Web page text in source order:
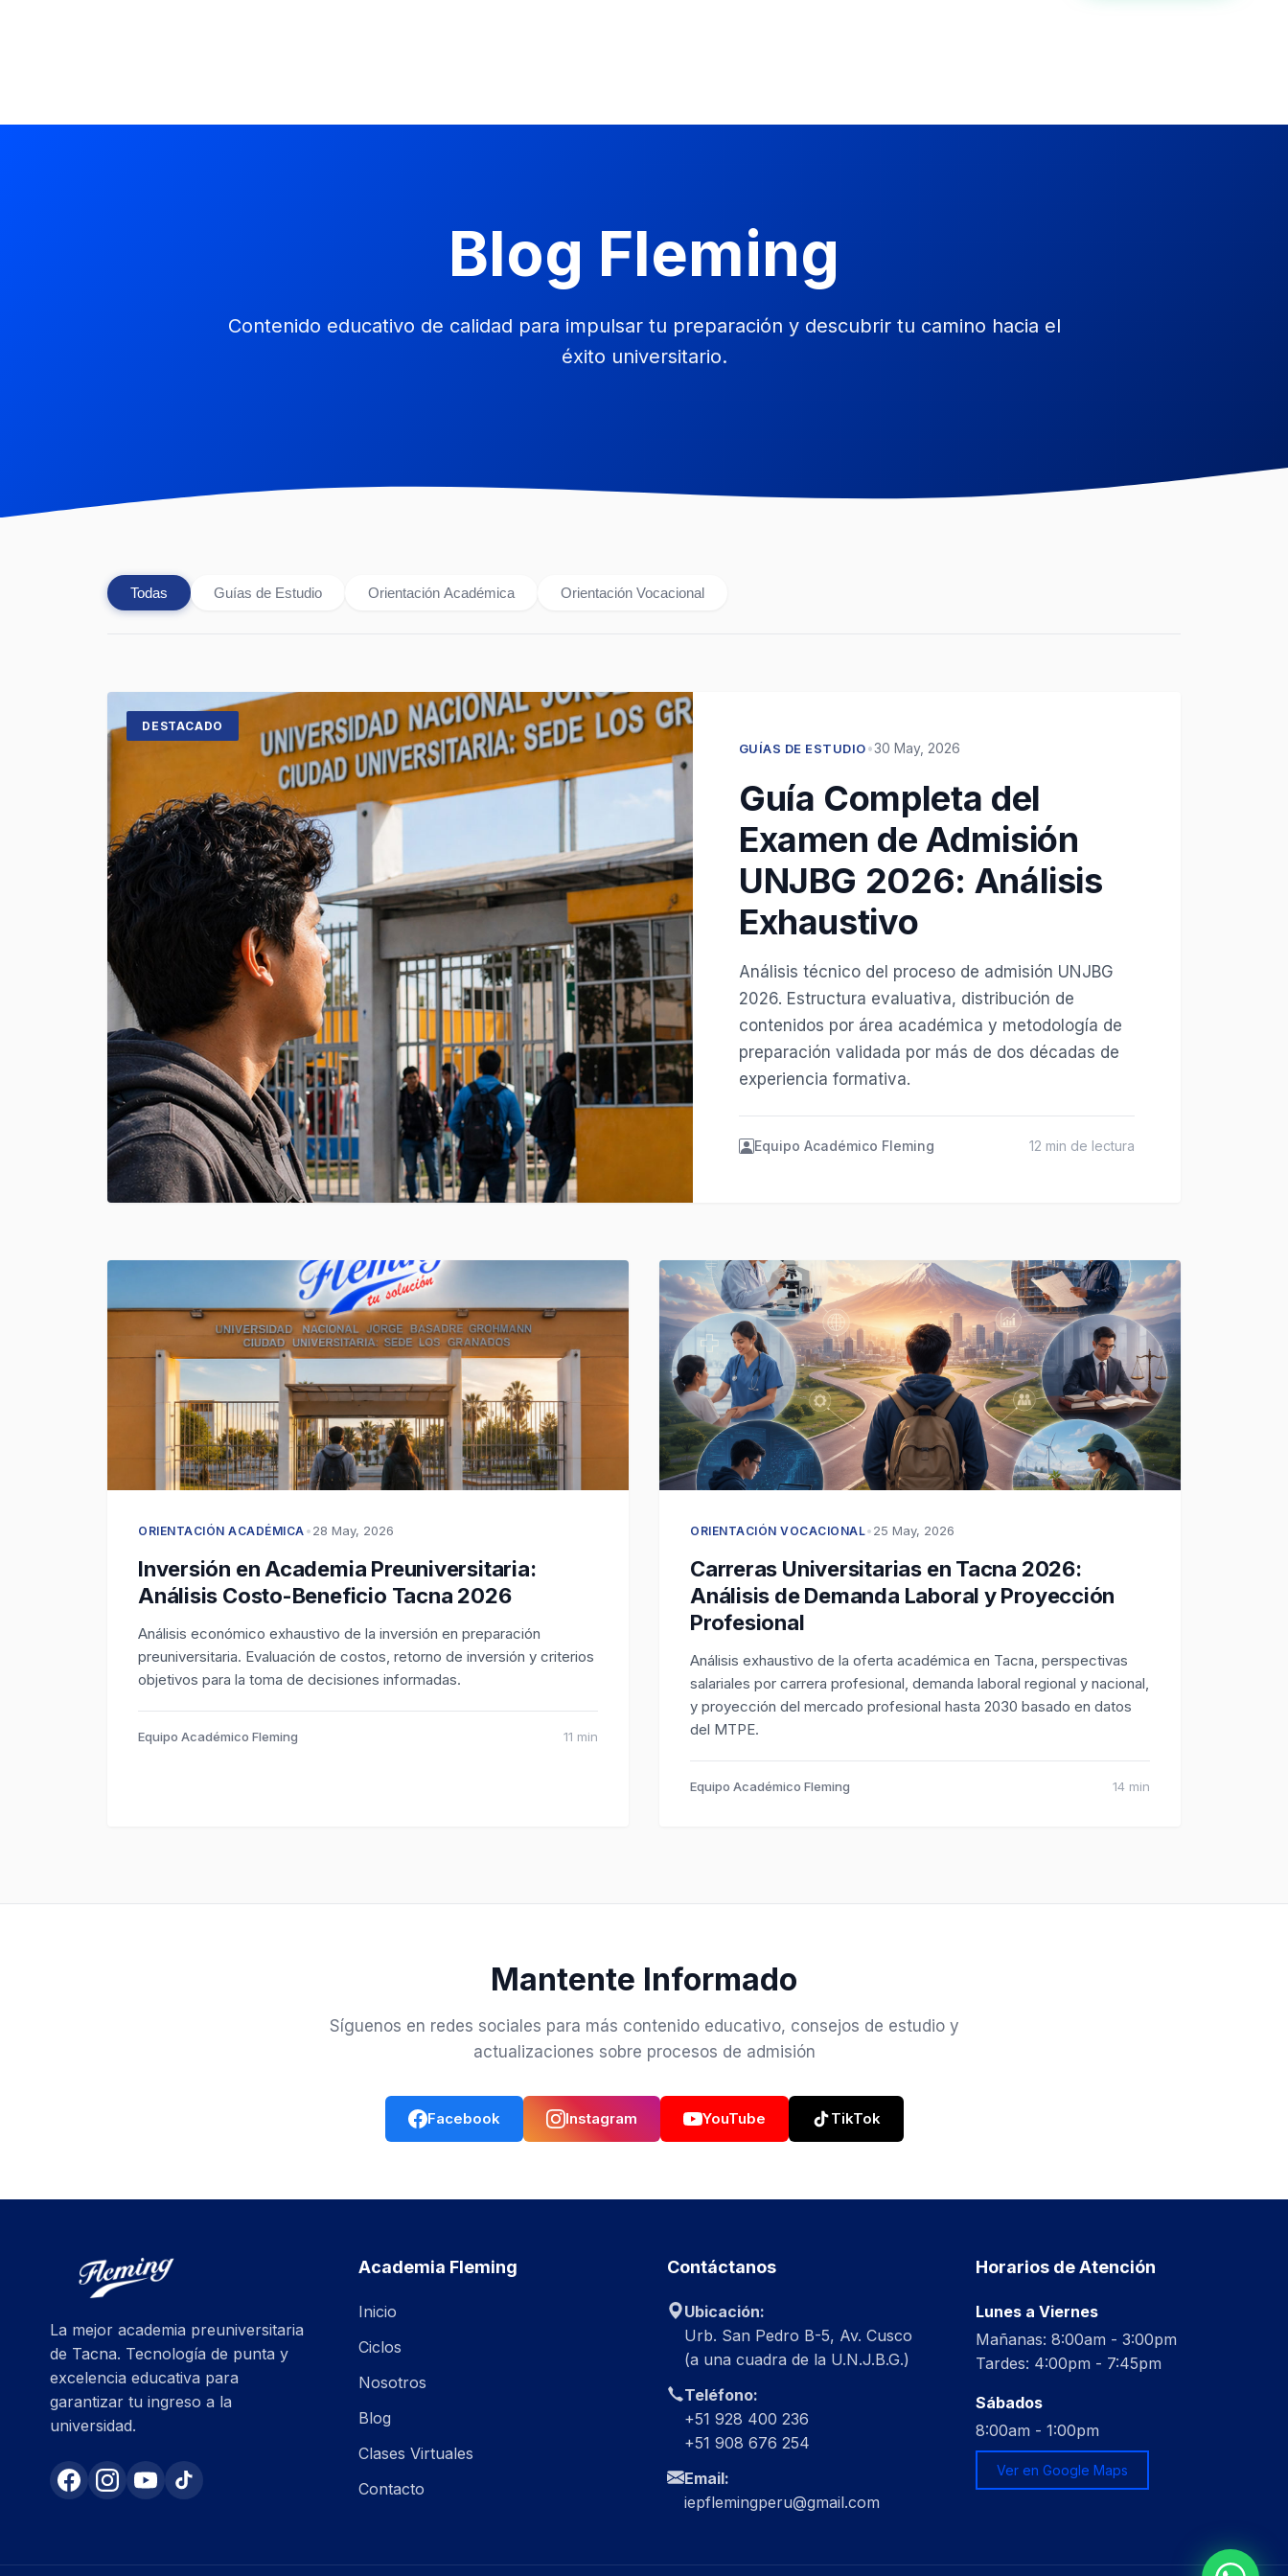
Blog Fleming
Contenido educativo de calidad para impulsar tu preparación y descubrir tu camino hacia el
éxito universitario.
Todas Guías de Estudio Orientación Académica Orientación Vocacional
DESTACADO
GUÍAS DE ESTUDIO•30 May, 2026
Guía Completa del
Examen de Admisión
UNJBG 2026: Análisis
Exhaustivo
Análisis técnico del proceso de admisión UNJBG
2026. Estructura evaluativa, distribución de
contenidos por área académica y metodología de
preparación validada por más de dos décadas de
experiencia formativa.
Equipo Académico Fleming 12 min de lectura
ORIENTACIÓN ACADÉMICA •28 May, 2026
Inversión en Academia Preuniversitaria:
Análisis Costo-Beneficio Tacna 2026
Análisis económico exhaustivo de la inversión en preparación
preuniversitaria. Evaluación de costos, retorno de inversión y criterios
objetivos para la toma de decisiones informadas.
Equipo Académico Fleming 11 min
ORIENTACIÓN VOCACIONAL•25 May, 2026
Carreras Universitarias en Tacna 2026:
Análisis de Demanda Laboral y Proyección
Profesional
Análisis exhaustivo de la oferta académica en Tacna, perspectivas
salariales por carrera profesional, demanda laboral regional y nacional,
y proyección del mercado profesional hasta 2030 basado en datos
del MTPE.
Equipo Académico Fleming 14 min
Mantente Informado
Síguenos en redes sociales para más contenido educativo, consejos de estudio y
actualizaciones sobre procesos de admisión
Facebook Instagram YouTube TikTok
La mejor academia preuniversitaria
de Tacna. Tecnología de punta y
excelencia educativa para
garantizar tu ingreso a la
universidad.
Academia Fleming
Inicio
Ciclos
Nosotros
Blog
Clases Virtuales
Contacto
Contáctanos
Ubicación:
Urb. San Pedro B-5, Av. Cusco
(a una cuadra de la U.N.J.B.G.)
Teléfono:
+51 928 400 236
+51 908 676 254
Email:
iepflemingperu@gmail.com
Horarios de Atención
Lunes a Viernes
Mañanas: 8:00am - 3:00pm
Tardes: 4:00pm - 7:45pm
Sábados
8:00am - 1:00pm
Ver en Google Maps